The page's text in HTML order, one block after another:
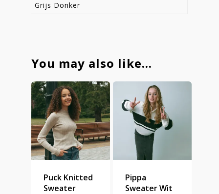
Grijs Donker
You may also like…
Puck Knitted
Sweater
Pippa
Sweater Wit